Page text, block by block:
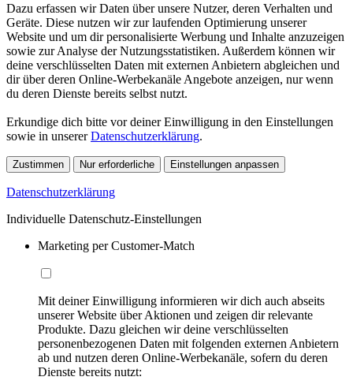
Dazu erfassen wir Daten über unsere Nutzer, deren Verhalten und
Geräte. Diese nutzen wir zur laufenden Optimierung unserer
Website und um dir personalisierte Werbung und Inhalte anzuzeigen
sowie zur Analyse der Nutzungsstatistiken. Außerdem können wir
deine verschlüsselten Daten mit externen Anbietern abgleichen und
dir über deren Online-Werbekanäle Angebote anzeigen, nur wenn
du deren Dienste bereits selbst nutzt.
Erkundige dich bitte vor deiner Einwilligung in den Einstellungen
sowie in unsererDatenschutzerklärung.
Zustimmen Nur erforderliche Einstellungen anpassen
Datenschutzerklärung
Individuelle Datenschutz-Einstellungen
Marketing per Customer-Match
Mit deiner Einwilligung informieren wir dich auch abseits
unserer Website über Aktionen und zeigen dir relevante
Produkte. Dazu gleichen wir deine verschlüsselten
personenbezogenen Daten mit folgenden externen Anbietern
ab und nutzen deren Online-Werbekanäle, sofern du deren
Dienste bereits nutzt: